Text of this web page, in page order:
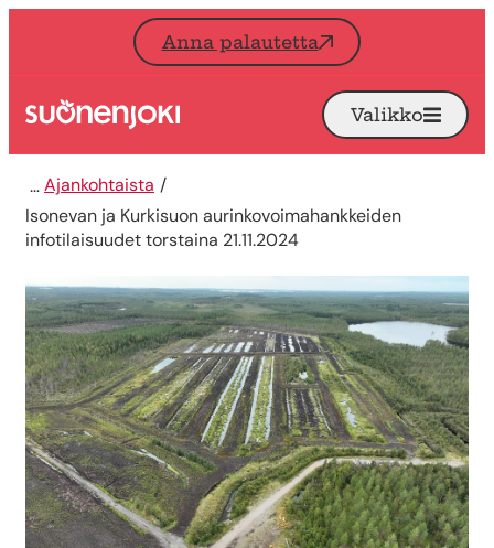
Siirry sisältöön
Anna palautetta
Etusivu Avaa
Valikko
Ajankohtaista
Isonevan ja Kurkisuon aurinkovoimahankkeiden
infotilaisuudet torstaina 21.11.2024